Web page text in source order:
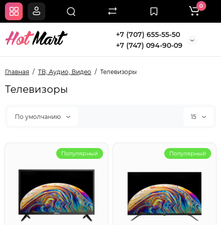
+7 (707) 655-55-50
+7 (747) 094-90-09
0
Главная ТВ, Аудио, Видео Телевизоры
Телевизоры
По умолчанию 15
Популярный Популярный